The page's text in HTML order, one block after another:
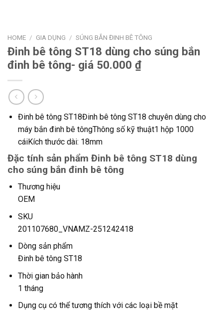
HOME / GIA DỤNG / SÚNG BẮN ĐINH BÊ TÔNG
Đinh bê tông ST18 dùng cho súng bắn
đinh bê tông- giá 50.000 ₫
Đinh bê tông ST18Đinh bê tông ST18 chuyên dùng cho
máy bắn đinh bê tôngThông số kỹ thuật1 hộp 1000
cáiKích thước dài: 18mm
Đặc tính sản phẩm Đinh bê tông ST18 dùng
cho súng bắn đinh bê tông
Thương hiệu
OEM
SKU
201107680_VNAMZ-251242418
Dòng sản phẩm
Đinh bê tông ST18
Thời gian bảo hành
1 tháng
Dụng cụ có thể tương thích với các loại bề mặt